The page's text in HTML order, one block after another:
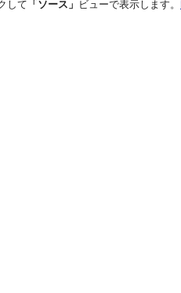
して 「ソース」 ビューで表示します。